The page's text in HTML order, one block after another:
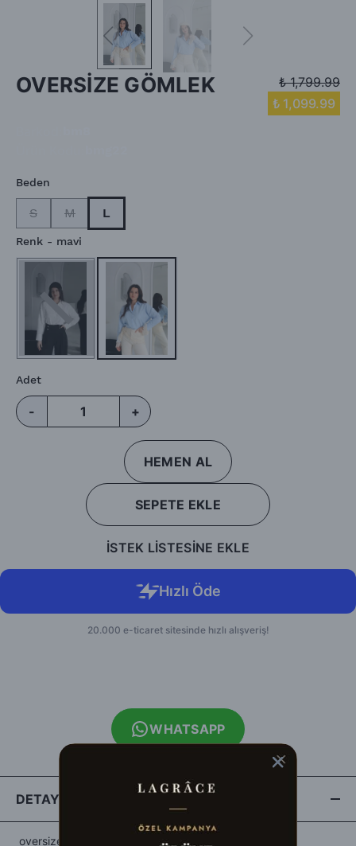
OVERSİZE GÖMLEK
₺ 1,799.99
₺ 1,099.99
Beden
S M L
Renk - mavi
Adet
- +
HEMEN AL
SEPETE EKLE
İSTEK LİSTESİNE EKLE
WHATSAPP
DETAYLAR
oversize poplin gömlek